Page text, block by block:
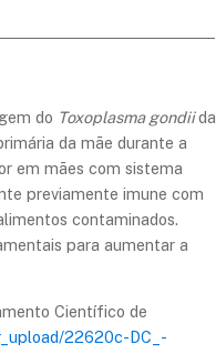
do Toxoplasma gondiida
da mãe durante a
em mães com sistema
previamente imune com
contaminados.
para aumentar a
Científico de
22620c-DC_-